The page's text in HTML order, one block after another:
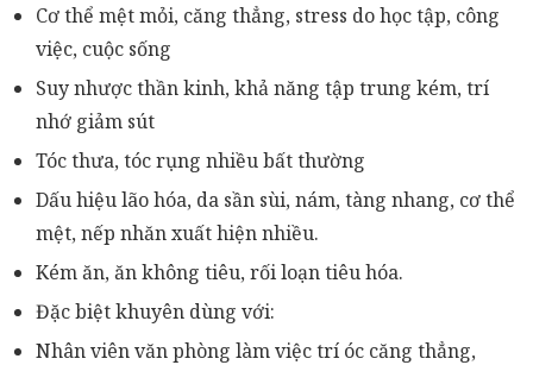
Cơ thể mệt mỏi, căng thẳng, stress do học tập, công
việc, cuộc sống
Suy nhược thần kinh, khả năng tập trung kém, trí
nhớ giảm sút
Tóc thưa, tóc rụng nhiều bất thường
Dấu hiệu lão hóa, da sần sùi, nám, tàng nhang, cơ thể
mệt, nếp nhăn xuất hiện nhiều.
Kém ăn, ăn không tiêu, rối loạn tiêu hóa.
Đặc biệt khuyên dùng với:
Nhân viên văn phòng làm việc trí óc căng thẳng,